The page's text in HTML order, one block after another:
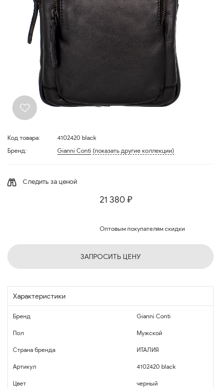
Код товара:
4102420 black
Бренд:
Gianni Conti (показать другие коллекции)
Следить за ценой
21 380 ₽
Оптовым покупателям скидки
ЗАПРОСИТЬ ЦЕНУ
Характеристики
Бренд Gianni Conti
Пол Мужской
Страна бренда ИТАЛИЯ
Артикул 4102420 black
Цвет черный